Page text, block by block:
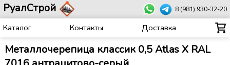
РуалСтрой 8 (981) 930-32-20
Каталог Контакты Доставка
Металлочерепица классик 0,5 Atlas X RAL